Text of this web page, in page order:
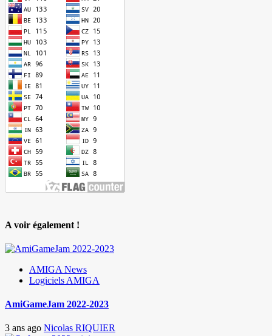
A voir également !
AMIGA News
Logiciels AMIGA
AmiGameJam 2022-2023
3 ans ago Nicolas RIQUIER